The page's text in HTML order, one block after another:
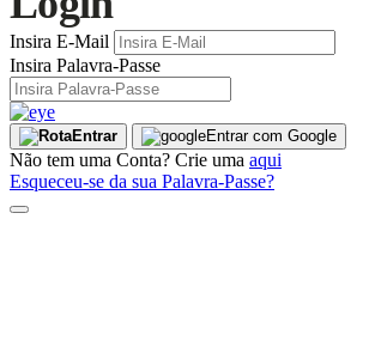
Insira E-Mail
Insira Palavra-Passe
Entrar Entrar com Google
Não tem uma Conta? Crie uma aqui
Esqueceu-se da sua Palavra-Passe?